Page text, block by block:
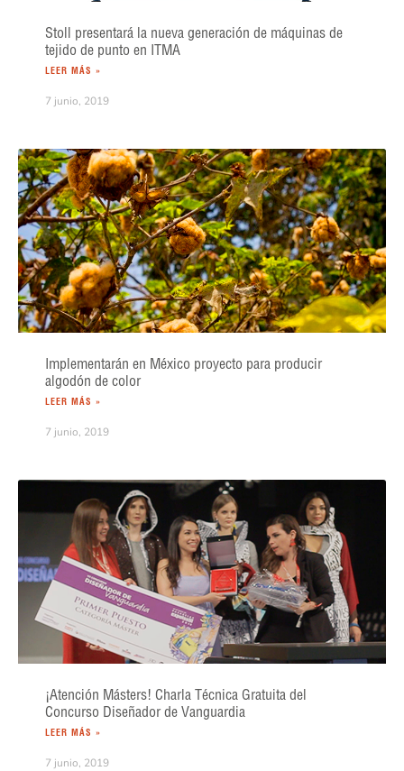
Stoll presentará la nueva generación de máquinas de
tejido de punto en ITMA
LEER MÁS »
7 junio, 2019
Implementarán en México proyecto para producir
algodón de color
LEER MÁS »
7 junio, 2019
¡Atención Másters! Charla Técnica Gratuita del
Concurso Diseñador de Vanguardia
LEER MÁS »
7 junio, 2019